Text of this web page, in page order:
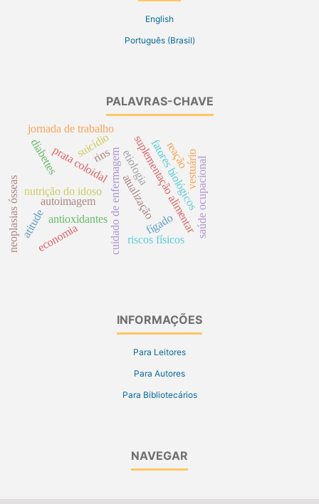
English
Português (Brasil)
PALAVRAS-CHAVE
cuidado de enfermagem
prata coloidal etiologia
atualização
antioxidantes suplementação alimentar
nutrição do idoso
riscos físicos
autoimagem
neoplasias ósseas
fatores biológicos
rins
suicídio
jornada de trabalho
vestuário
economia fígado
reação
diabettes
atitude saúde ocupacional
INFORMAÇÕES
Para Leitores
Para Autores
Para Bibliotecários
NAVEGAR